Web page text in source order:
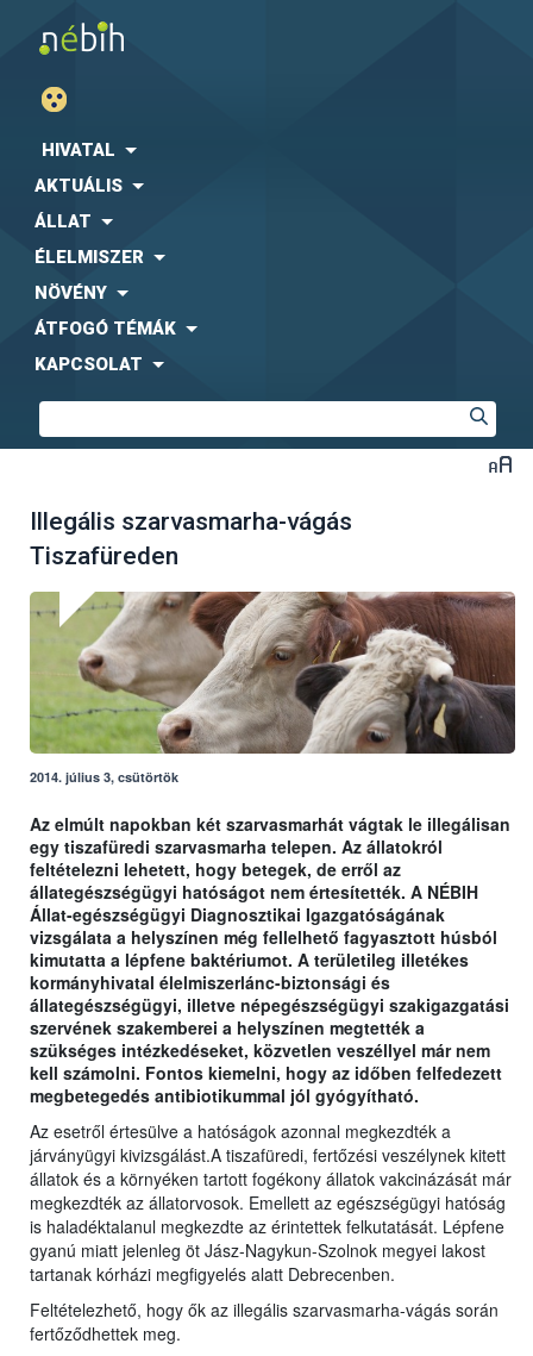
HIVATAL
AKTUÁLIS
ÁLLAT
ÉLELMISZER
NÖVÉNY
ÁTFOGÓ TÉMÁK
KAPCSOLAT
Illegális szarvasmarha-vágás
Tiszafüreden
2014. július 3, csütörtök
Az elmúlt napokban két szarvasmarhát vágtak le illegálisan
egy tiszafüredi szarvasmarha telepen. Az állatokról
feltételezni lehetett, hogy betegek, de erről az
állategészségügyi hatóságot nem értesítették. A NÉBIH
Állat-egészségügyi Diagnosztikai Igazgatóságának
vizsgálata a helyszínen még fellelhető fagyasztott húsból
kimutatta a lépfene baktériumot. A területileg illetékes
kormányhivatal élelmiszerlánc-biztonsági és
állategészségügyi, illetve népegészségügyi szakigazgatási
szervének szakemberei a helyszínen megtették a
szükséges intézkedéseket, közvetlen veszéllyel már nem
kell számolni. Fontos kiemelni, hogy az időben felfedezett
megbetegedés antibiotikummal jól gyógyítható.
Az esetről értesülve a hatóságok azonnal megkezdték a
járványügyi kivizsgálást.A tiszafüredi, fertőzési veszélynek kitett
állatok és a környéken tartott fogékony állatok vakcinázását már
megkezdték az állatorvosok. Emellett az egészségügyi hatóság
is haladéktalanul megkezdte az érintettek felkutatását. Lépfene
gyanú miatt jelenleg öt Jász-Nagykun-Szolnok megyei lakost
tartanak kórházi megfigyelés alatt Debrecenben.
Feltételezhető, hogy ők az illegális szarvasmarha-vágás során
fertőződhettek meg.